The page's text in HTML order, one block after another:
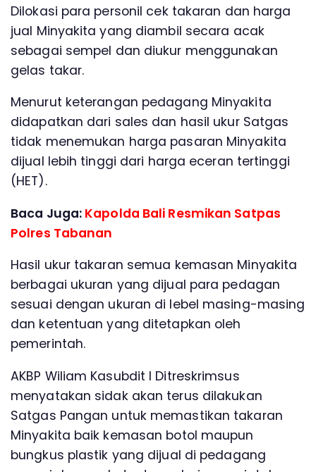
Dilokasi para personil cek takaran dan harga
jual Minyakita yang diambil secara acak
sebagai sempel dan diukur menggunakan
gelas takar.
Menurut keterangan pedagang Minyakita
didapatkan dari sales dan hasil ukur Satgas
tidak menemukan harga pasaran Minyakita
dijual lebih tinggi dari harga eceran tertinggi
(HET).
Baca Juga: Kapolda Bali Resmikan Satpas
Polres Tabanan
Hasil ukur takaran semua kemasan Minyakita
berbagai ukuran yang dijual para pedagan
sesuai dengan ukuran di lebel masing-masing
dan ketentuan yang ditetapkan oleh
pemerintah.
AKBP Wiliam Kasubdit I Ditreskrimsus
menyatakan sidak akan terus dilakukan
Satgas Pangan untuk memastikan takaran
Minyakita baik kemasan botol maupun
bungkus plastik yang dijual di pedagang